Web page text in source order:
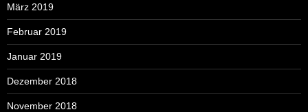
März 2019
Februar 2019
Januar 2019
Dezember 2018
November 2018